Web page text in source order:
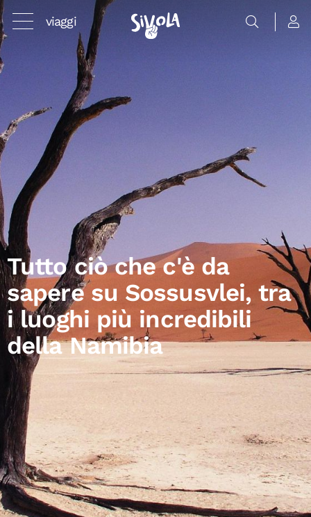
viaggi
Tutto ciò che c'è da
sapere su Sossusvlei, tra
i luoghi più incredibili
della Namibia